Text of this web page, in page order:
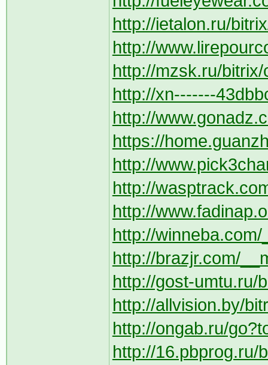
http://ietalon.ru/
http://
http://mzsk.ru/
http://xn-------
http://
https://
http://
http://
http://
http://
http://brazjr.com/
http://gost-umtu.ru/
http://allvision.by/
http://ongab.ru/
http://16.pbprog.ru/